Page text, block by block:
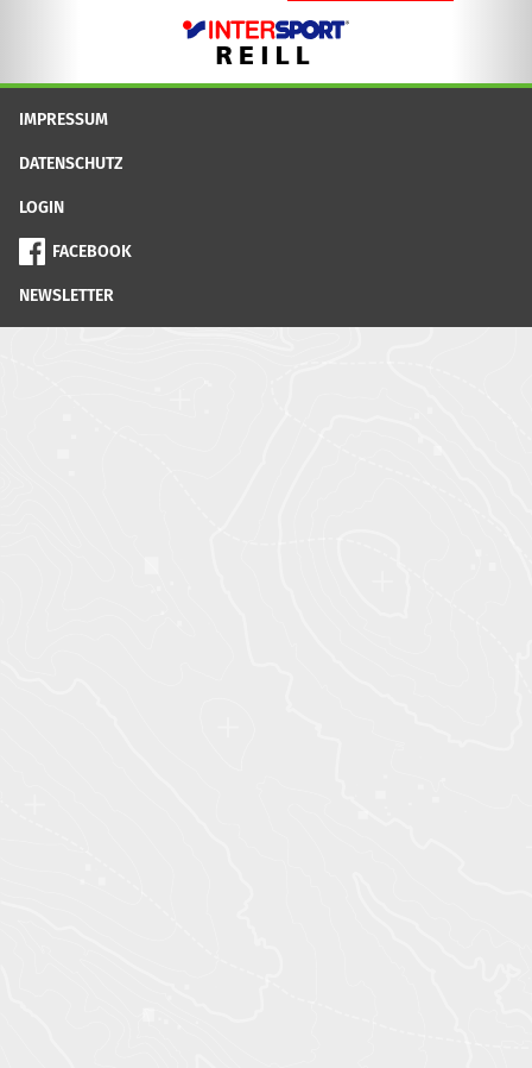
IMPRESSUM
DATENSCHUTZ
LOGIN
FACEBOOK
NEWSLETTER